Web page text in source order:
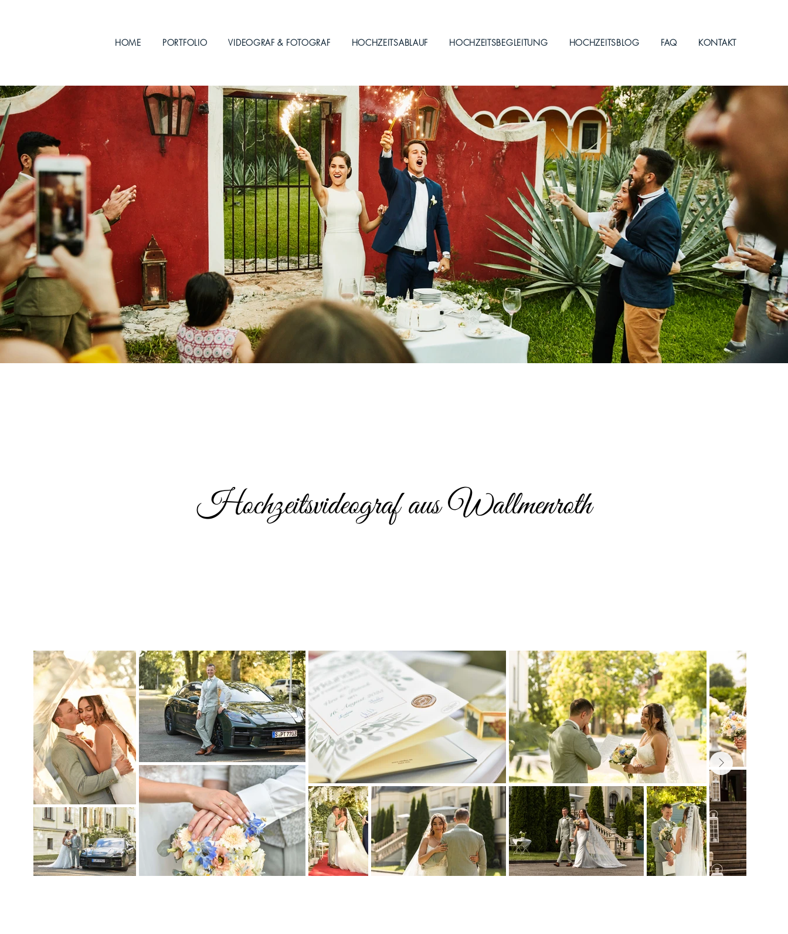
HOME PORTFOLIO VIDEOGRAF & FOTOGRAF HOCHZEITSABLAUF HOCHZEITSBEGLEITUNG HOCHZEITSBLOG FAQ KONTAKT
Hochzeitsvideograf aus Wallmenroth